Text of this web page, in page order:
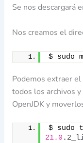
Se nos descargará
Nos creamos el
$ sudo
Podemos extraer
todos los archivos
OpenJDK y
$ sudo
21.0 .